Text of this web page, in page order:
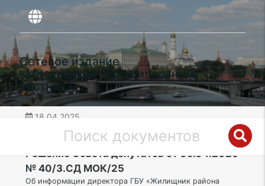
Сетевое издание
«Московский муниципальный
вестник»
18.04.2025
ЗАО | Муниципальный округ Кунцево
Решение Совета депутатов от 09.04.2025
№ 40/3.СД МОК/25
Об информации директора ГБУ «Жилищник района